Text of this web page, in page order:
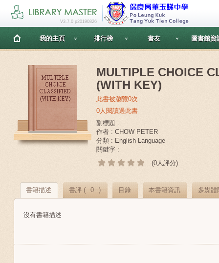
V3.7.0 p20190826
我的主頁 排行榜 書友 圖書館資
MULTIPLE CHOICE
(WITH KEY)
此書被瀏覽0次
0人閱讀過此書
副標題 :
作者 : CHOW PETER
分類 : English Language
關鍵字 :
(0人評分)
書籍描述 書評 ( 0 ) 目錄 本書籍資訊 多媒體
沒有書籍描述